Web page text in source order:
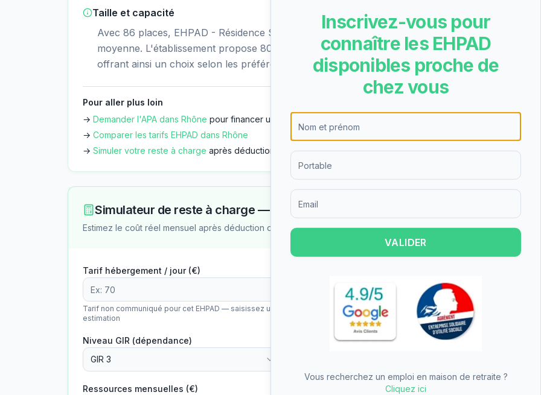
Taille et capacité
Avec 86 places, EHPAD - Résidence Saint-Exupéry est un établissement de taille
moyenne. L'établissement propose 80 chambres individuelles et 3 chambres doubles,
offrant ainsi un choix selon les préférences et le budget.
Pour aller plus loin
→ Demander l'APA dans Rhône pour financer une partie du tarif dépendance
→ Comparer les tarifs EHPAD dans Rhône
→ Simuler votre reste à charge après déduction des aides
Simulateur de reste à charge — EHPAD - Résidence Saint-Exupéry
Estimez le coût réel mensuel après déduction des aides (APA, APL, ASH)
Tarif hébergement / jour (€)
Tarif non communiqué pour cet EHPAD — saisissez une
estimation
Niveau GIR (dépendance)
GIR 3
Ressources mensuelles (€)
€/mois
Tarif total mensuel 183
Total aides 106 €
Inscrivez-vous pour
connaître les EHPAD
disponibles proche de
chez vous
VALIDER
Vous recherchez un emploi en maison de retraite ?
Cliquez ici